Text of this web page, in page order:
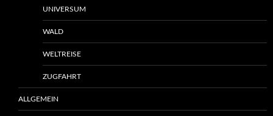
UNIVERSUM
WALD
WELTREISE
ZUGFAHRT
ALLGEMEIN